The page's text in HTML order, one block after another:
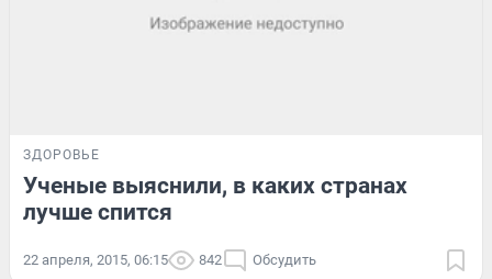
ЗДОРОВЬЕ
Ученые выяснили, в каких странах
лучше спится
22 апреля, 2015, 06:15 842 Обсудить